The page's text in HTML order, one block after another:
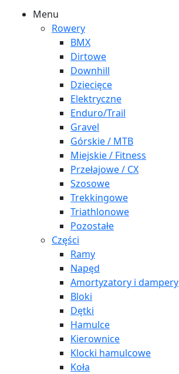
Menu
Rowery
BMX
Dirtowe
Downhill
Dziecięce
Elektryczne
Enduro/Trail
Gravel
Górskie / MTB
Miejskie / Fitness
Przełajowe / CX
Szosowe
Trekkingowe
Triathlonowe
Pozostałe
Części
Ramy
Napęd
Amortyzatory i dampery
Bloki
Dętki
Hamulce
Kierownice
Klocki hamulcowe
Koła